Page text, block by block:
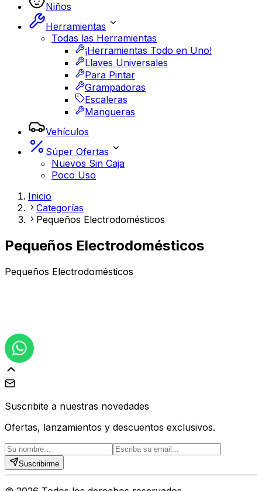
Niños
Herramientas
Todas las Herramientas
¡Herramientas Todo en Uno!
Llaves Universales
Para Pintar
Grampadoras
Escaleras
Mangueras
Vehículos
Súper Ofertas
Nuevos Sin Caja
Poco Uso
Inicio
Categorías
Pequeños Electrodomésticos
Pequeños Electrodomésticos
Pequeños Electrodomésticos
Suscribite a nuestras novedades
Ofertas, lanzamientos y descuentos exclusivos.
Suscribirme